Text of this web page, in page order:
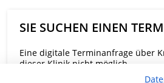
SIE SUCHEN EINEN
Eine digitale Terminanfrage über
dieser Klinik nicht möglich.